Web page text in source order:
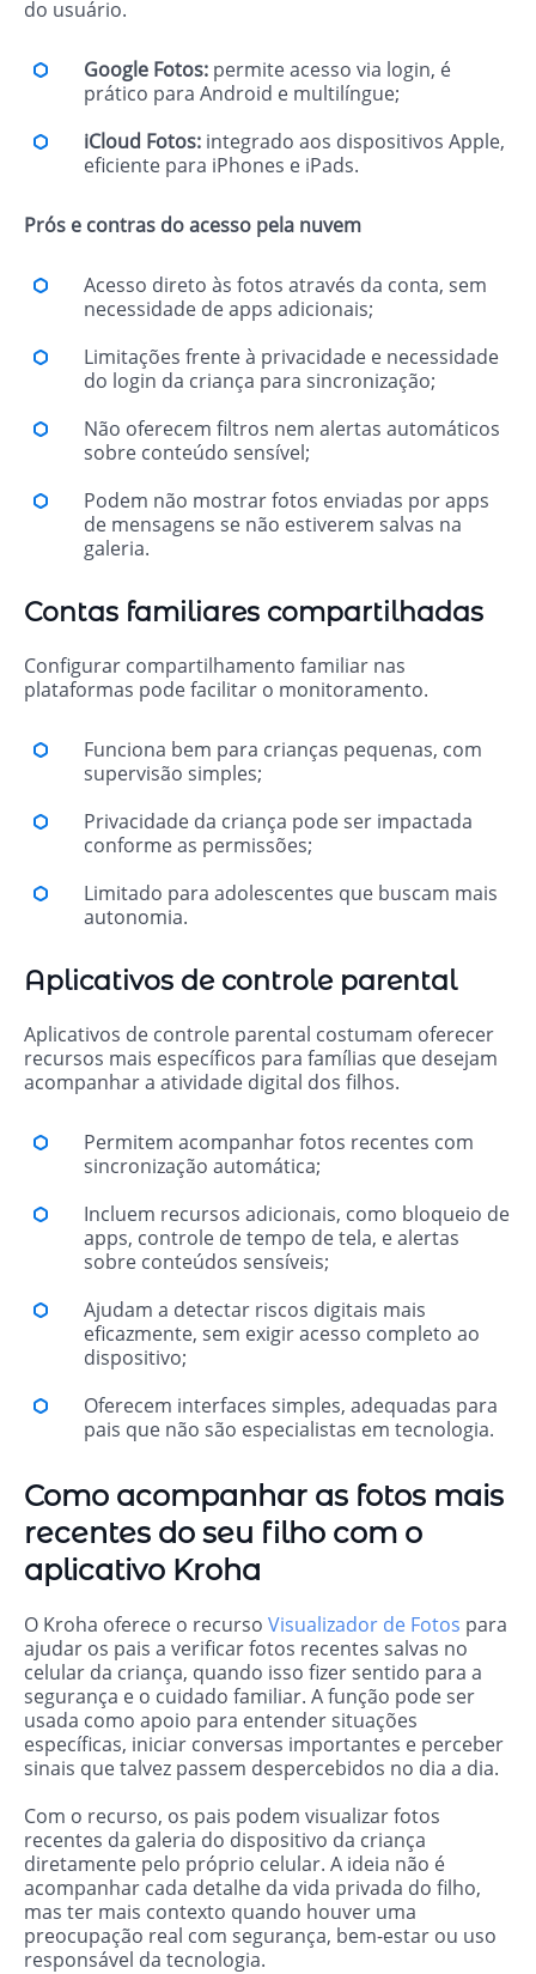
do usuário.
Google Fotos: permite acesso via login, é
prático para Android e multilíngue;
iCloud Fotos: integrado aos dispositivos Apple,
eficiente para iPhones e iPads.
Prós e contras do acesso pela nuvem
Acesso direto às fotos através da conta, sem
necessidade de apps adicionais;
Limitações frente à privacidade e necessidade
do login da criança para sincronização;
Não oferecem filtros nem alertas automáticos
sobre conteúdo sensível;
Podem não mostrar fotos enviadas por apps
de mensagens se não estiverem salvas na
galeria.
Contas familiares compartilhadas
Configurar compartilhamento familiar nas
plataformas pode facilitar o monitoramento.
Funciona bem para crianças pequenas, com
supervisão simples;
Privacidade da criança pode ser impactada
conforme as permissões;
Limitado para adolescentes que buscam mais
autonomia.
Aplicativos de controle parental
Aplicativos de controle parental costumam oferecer
recursos mais específicos para famílias que desejam
acompanhar a atividade digital dos filhos.
Permitem acompanhar fotos recentes com
sincronização automática;
Incluem recursos adicionais, como bloqueio de
apps, controle de tempo de tela, e alertas
sobre conteúdos sensíveis;
Ajudam a detectar riscos digitais mais
eficazmente, sem exigir acesso completo ao
dispositivo;
Oferecem interfaces simples, adequadas para
pais que não são especialistas em tecnologia.
Como acompanhar as fotos mais
recentes do seu filho com o
aplicativo Kroha
O Kroha oferece o recurso Visualizador de Fotos para
ajudar os pais a verificar fotos recentes salvas no
celular da criança, quando isso fizer sentido para a
segurança e o cuidado familiar. A função pode ser
usada como apoio para entender situações
específicas, iniciar conversas importantes e perceber
sinais que talvez passem despercebidos no dia a dia.
Com o recurso, os pais podem visualizar fotos
recentes da galeria do dispositivo da criança
diretamente pelo próprio celular. A ideia não é
acompanhar cada detalhe da vida privada do filho,
mas ter mais contexto quando houver uma
preocupação real com segurança, bem-estar ou uso
responsável da tecnologia.